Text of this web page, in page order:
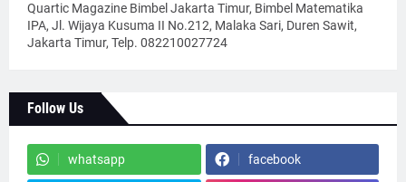
Quartic Magazine Bimbel Jakarta Timur, Bimbel Matematika
IPA, Jl. Wijaya Kusuma II No.212, Malaka Sari, Duren Sawit,
Jakarta Timur, Telp. 082210027724
Follow Us
whatsapp facebook